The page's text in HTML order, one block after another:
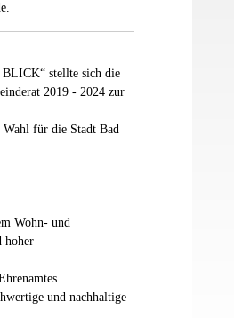
stellte sich die
2019 - 2024 zur
für die Stadt Bad
Wohn- und
hoher
und nachhaltige